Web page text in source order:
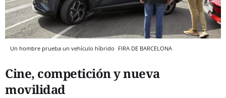
Un hombre prueba un vehículo híbrido FIRA DE BARCELONA
Cine, competición y nueva
movilidad